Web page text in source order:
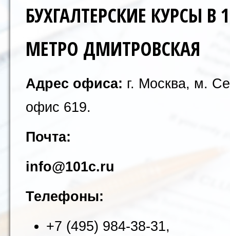
БУХГАЛТЕРСКИЕ КУРСЫ
МЕТРО ДМИТРОВСКАЯ
Адрес офиса: г. Москва, м.
офис 619.
Почта:
info@101c.ru
Телефоны:
+7 (495) 984-38-31,